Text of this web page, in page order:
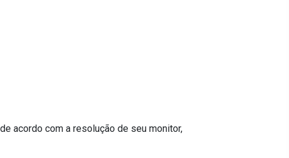
acordo com a resolução de seu monitor,